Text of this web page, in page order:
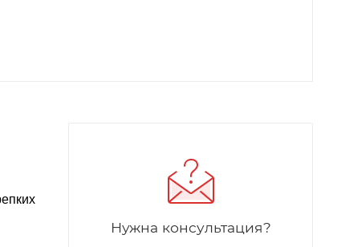
Нужна консультация?